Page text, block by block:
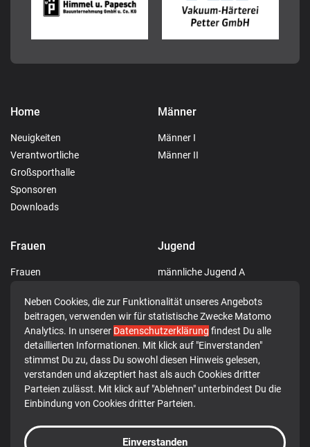
Neben Cookies, die zur Funktionalität unseres Angebots
beitragen, verwenden wir für statistische Zwecke Matomo
Analytics. In unserer Datenschutzerklärung findest Du alle
detaillierten Informationen. Mit klick auf "Einverstanden"
stimmst Du zu, dass Du sowohl diesen Hinweis gelesen,
verstanden und akzeptiert hast als auch Cookies dritter
Parteien zulässt. Mit klick auf "Ablehnen" unterbindest Du die
Einbindung von Cookies dritter Parteien.
Einverstanden
Home
Neuigkeiten
Verantwortliche
Großsporthalle
Sponsoren
Downloads
Männer
Männer I
Männer II
Frauen
Frauen
Jugend
männliche Jugend A
männliche Jugend D
männliche Jugend E
weibliche Jugend E
gemischte Jugend F
Minis
© 2026 TG 1849 Rotenburg a.d. Fulda e.V.